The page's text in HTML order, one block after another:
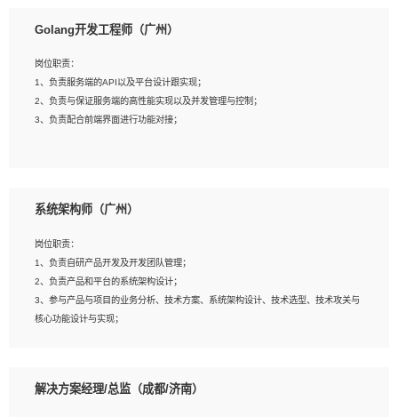
2、熟悉PostgreSQL、redis、MongoDB、ElasticSearch等开源数据库运维管理，
4、熟悉Hadoop、HBASE、Spark等大数据平台优先。
5、熟悉linux或任意一种unix操作系统，如有较强操作系统侧工作经验者优先。
6、具备丰富的项目实施经验，较强的自我学习能力。
Golang开发工程师（广州）
岗位职责：
1、负责服务端的API以及平台设计跟实现；
2、负责与保证服务端的高性能实现以及并发管理与控制；
3、负责配合前端界面进行功能对接；
2、1年以上Golang开发工作经验，能独立完成相应项目开发；
与实现，熟悉常用开源框架及设计模式；
4、熟悉Golang、连接池、消息队列等组件使用、熟悉后端开发、测试、调试流程
跟工具使用；
5、对技术有激情，喜欢钻研，能快速接受和掌握新技术，学习能力和工作责任心
强，良好的沟通表达能力和团队协作能力。
系统架构师（广州）
岗位职责：
1、负责自研产品开发及开发团队管理；
2、负责产品和平台的系统架构设计；
3、参与产品与项目的业务分析、技术方案、系统架构设计、技术选型、技术攻关与
核心功能设计与实现；
解决方案经理/总监（成都/济南）